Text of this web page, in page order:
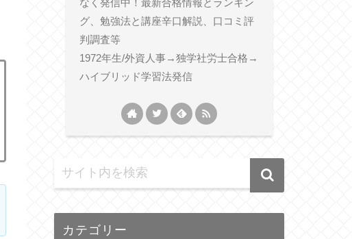
グ、勉強法と講座辛口解説、口コミ評
判調査等
1972年生/外資人事→独学社労士合格→
ハイブリッド学習法発信
カテゴリー